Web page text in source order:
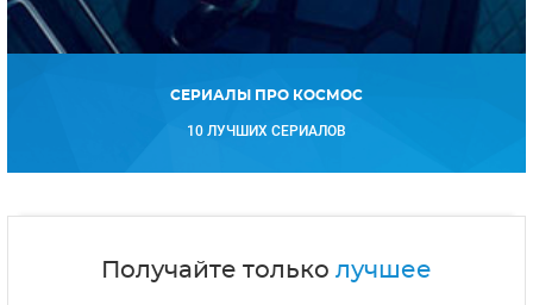
СЕРИАЛЫ ПРО КОСМОС
10 ЛУЧШИХ СЕРИАЛОВ
Получайте только лучшее